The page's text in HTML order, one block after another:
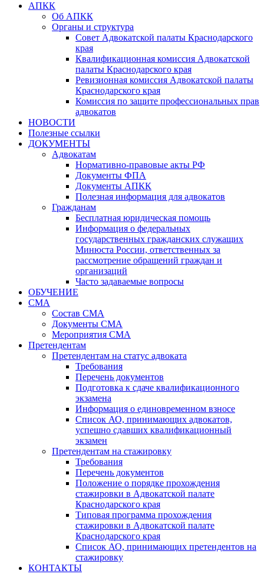
АПКК
Об АПКК
Органы и структура
Совет Адвокатской палаты Краснодарского
края
Квалификационная комиссия Адвокатской
палаты Краснодарского края
Ревизионная комиссия Адвокатской палаты
Краснодарского края
Комиссия по защите профессиональных прав
адвокатов
НОВОСТИ
Полезные ссылки
ДОКУМЕНТЫ
Адвокатам
Нормативно-правовые акты РФ
Документы ФПА
Документы АПКК
Полезная информация для адвокатов
Гражданам
Бесплатная юридическая помощь
Информация о федеральных
государственных гражданских служащих
Минюста России, ответственных за
рассмотрение обращений граждан и
организаций
Часто задаваемые вопросы
ОБУЧЕНИЕ
СМА
Состав СМА
Документы СМА
Мероприятия СМА
Претендентам
Претендентам на статус адвоката
Требования
Перечень документов
Подготовка к сдаче квалификационного
экзамена
Информация о единовременном взносе
Список АО, принимающих адвокатов,
успешно сдавших квалификационный
экзамен
Претендентам на стажировку
Требования
Перечень документов
Положение о порядке прохождения
стажировки в Адвокатской палате
Краснодарского края
Типовая программа прохождения
стажировки в Адвокатской палате
Краснодарского края
Список АО, принимающих претендентов на
стажировку
КОНТАКТЫ